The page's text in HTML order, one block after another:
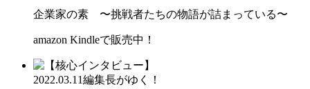
企業家の素 〜挑戦者たちの物語が詰まっている〜
amazon Kindleで販売中！
2022.03.11編集長がゆく！